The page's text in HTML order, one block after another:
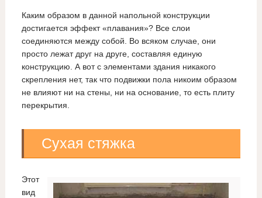
Каким образом в данной напольной конструкции
достигается эффект «плавания»? Все слои
соединяются между собой. Во всяком случае, они
просто лежат друг на друге, составляя единую
конструкцию. А вот с элементами здания никакого
скрепления нет, так что подвижки пола никоим образом
не влияют ни на стены, ни на основание, то есть плиту
перекрытия.
Сухая стяжка
Этот
вид